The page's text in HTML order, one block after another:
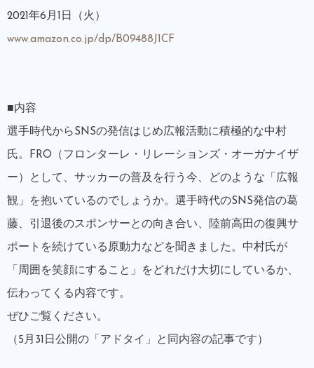
2021年6月1日（火）
www.amazon.co.jp/dp/B09488J1CF
■内容
選手時代からSNSの発信はじめ広報活動に積極的な中村
氏。FRO（フロンターレ・リレーションズ・オーガナイザ
ー）として、サッカーの普及を行う今、どのような「広報
観」を抱いているのでしょうか。選手時代のSNS発信の葛
藤、引退後のスポンサーとの向き合い、陸前高田の復興サ
ポートを続けている原動力などを聞きました。中村氏が
「周囲を笑顔にすること」をどれだけ大切にしているか、
伝わってくる内容です。
ぜひご覧ください。
（5月31日公開の「アドタイ」と同内容の記事です）